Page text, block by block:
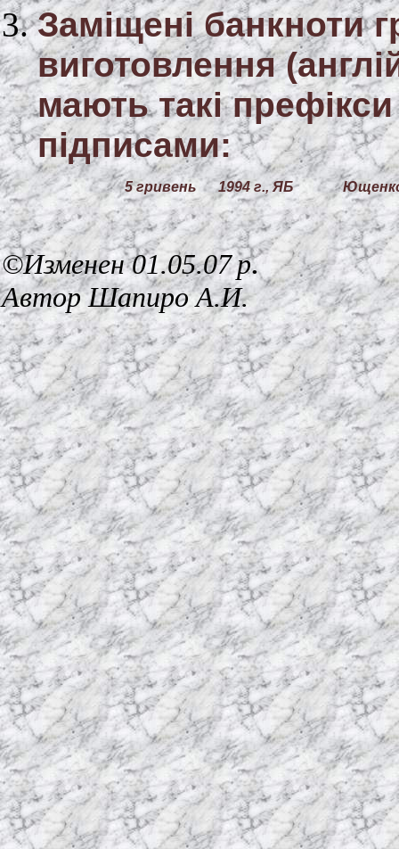
Заміщені банкноти
виготовлення
мають такі
підписами:
5 гривень 1994 г., ЯБ
©Изменен01.05.07p.
Автор Шапиро А.И.